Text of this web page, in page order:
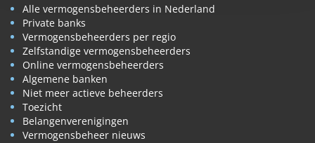
Alle vermogensbeheerders in Nederland
Private banks
Vermogensbeheerders per regio
Zelfstandige vermogensbeheerders
Online vermogensbeheerders
Algemene banken
Niet meer actieve beheerders
Toezicht
Belangenverenigingen
Vermogensbeheer nieuws